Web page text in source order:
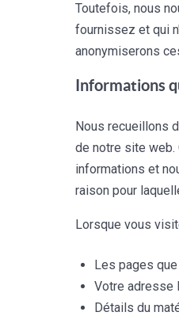
Toutefois, nous
fournissez et qui
anonymiserons
Informations
Nous recueillons
de notre site
informations et
raison pour
Lorsque vous
Les pages
Votre adresse
Détails du